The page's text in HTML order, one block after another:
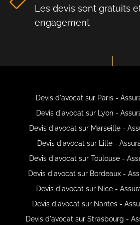
Les devis sont gratuits
engagement
Devis d'avocat sur Paris -
Devis d'avocat sur Lyon -
Devis d'avocat sur Marseille -
Devis d'avocat sur Lille -
Devis d'avocat sur Toulouse -
Devis d'avocat sur Bordeaux -
Devis d'avocat sur Nice -
Devis d'avocat sur Nantes -
Devis d'avocat sur Strasbourg -